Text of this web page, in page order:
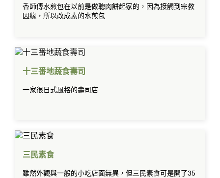
香師傅水煎包在以前是做聰肉餅起家的，因為接觸到宗教
因緣，所以改成素的水煎包
十三番地蔬食壽司
一家很日式風格的壽司店
三民素食
雖然外觀與一般的小吃店面無異，但三民素食可是開了35